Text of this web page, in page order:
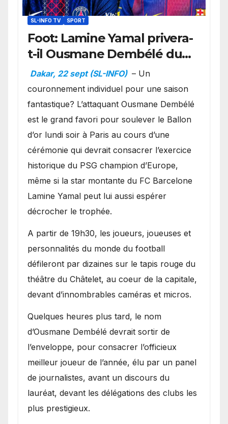
SL-INFO TV SPORT
Foot: Lamine Yamal privera-
t-il Ousmane Dembélé du
Ballon d’or ?
Dakar, 22 sept (SL-INFO) – Un
couronnement individuel pour une saison
fantastique? L’attaquant Ousmane Dembélé
est le grand favori pour soulever le Ballon
d’or lundi soir à Paris au cours d’une
cérémonie qui devrait consacrer l’exercice
historique du PSG champion d’Europe,
même si la star montante du FC Barcelone
Lamine Yamal peut lui aussi espérer
décrocher le trophée.
A partir de 19h30, les joueurs, joueuses et
personnalités du monde du football
défileront par dizaines sur le tapis rouge du
théâtre du Châtelet, au coeur de la capitale,
devant d’innombrables caméras et micros.
Quelques heures plus tard, le nom
d’Ousmane Dembélé devrait sortir de
l’enveloppe, pour consacrer l’officieux
meilleur joueur de l’année, élu par un panel
de journalistes, avant un discours du
lauréat, devant les délégations des clubs les
plus prestigieux.